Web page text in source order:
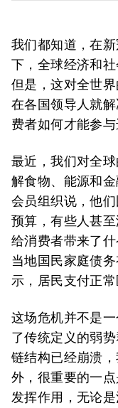
我们都知道，在
下，全球经济和
但是，这对全世
在各国领导人就
费者如何才能参
最近，我们对全
解食物、能源和金
会员组织说，他
预算，有些人甚
给消费者带来了
当地国民家庭债
示，居民支付正
这场危机并不是
了传统定义的弱
链结构已经崩溃
外，很重要的一
发挥作用，无论